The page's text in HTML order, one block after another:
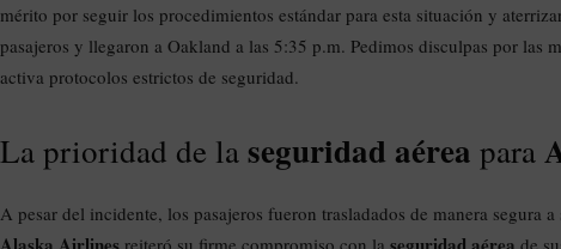
mérito por seguir los procedimientos estándar para esta situación y
pasajeros y llegaron a Oakland a las 5:35 p.m. Pedimos disculpas por las
activa protocolos estrictos de seguridad.
La prioridad de laseguridad aérea para
A pesar del incidente, los pasajeros fueron trasladados de manera segura
Alaska Airlines reiteró su firme compromiso con la seguridad aérea de